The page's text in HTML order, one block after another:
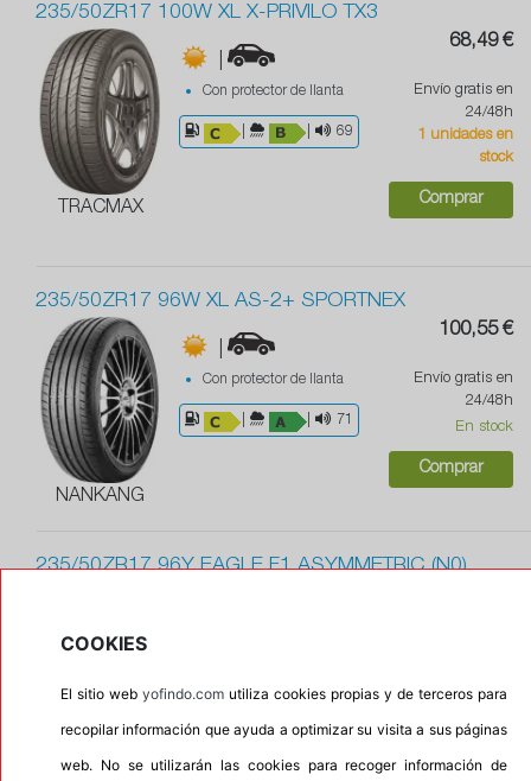
235/50ZR17 100W XL X-PRIVILO TX3
TRACMAX
|
Con protector de llanta
69
68,49 €
Envío gratis en
24/48h
1 unidades en
stock
Comprar
235/50ZR17 96W XL AS-2+ SPORTNEX
NANKANG
|
Con protector de llanta
71
100,55 €
Envío gratis en
24/48h
En stock
Comprar
235/50ZR17 96Y EAGLE F1 ASYMMETRIC (N0)
GOODYEAR
1 unidades en
COOKIES
El sitio web yofindo.com utiliza cookies propias y de terceros para
recopilar información que ayuda a optimizar su visita a sus páginas
web. No se utilizarán las cookies para recoger información de